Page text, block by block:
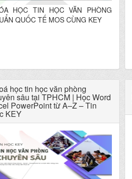
HỌC TIN HỌC VĂN PHÒNG
QUỐC TẾ MOS CÙNG KEY
học tin học văn phòng
sâu tại TPHCM | Học Word
PowerPoint từ A–Z – Tin
KEY